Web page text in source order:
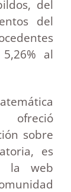
del
del
al
sobre
es
la web